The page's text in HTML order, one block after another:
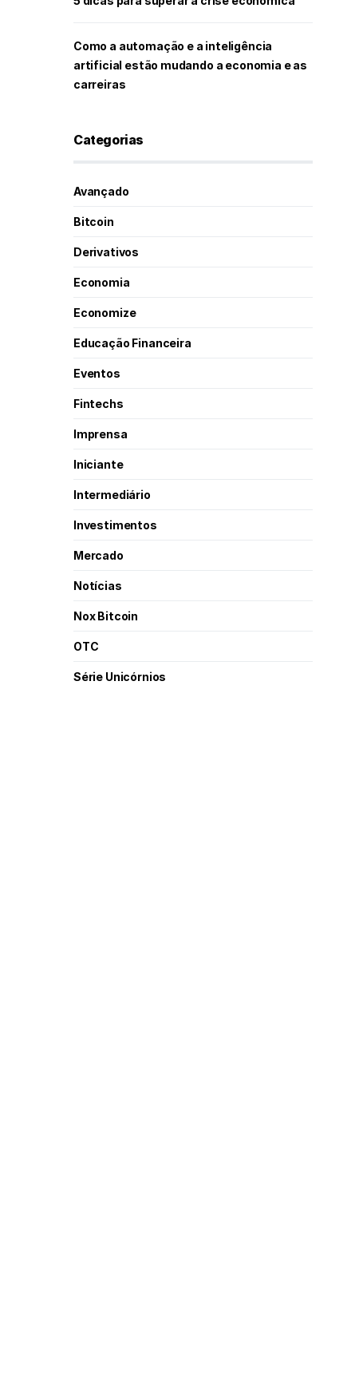
Como a automação e a inteligência
artificial estão mudando a economia e as
carreiras
Categorias
Avançado
Bitcoin
Derivativos
Economia
Economize
Educação Financeira
Eventos
Fintechs
Imprensa
Iniciante
Intermediário
Investimentos
Mercado
Notícias
Nox Bitcoin
OTC
Série Unicórnios